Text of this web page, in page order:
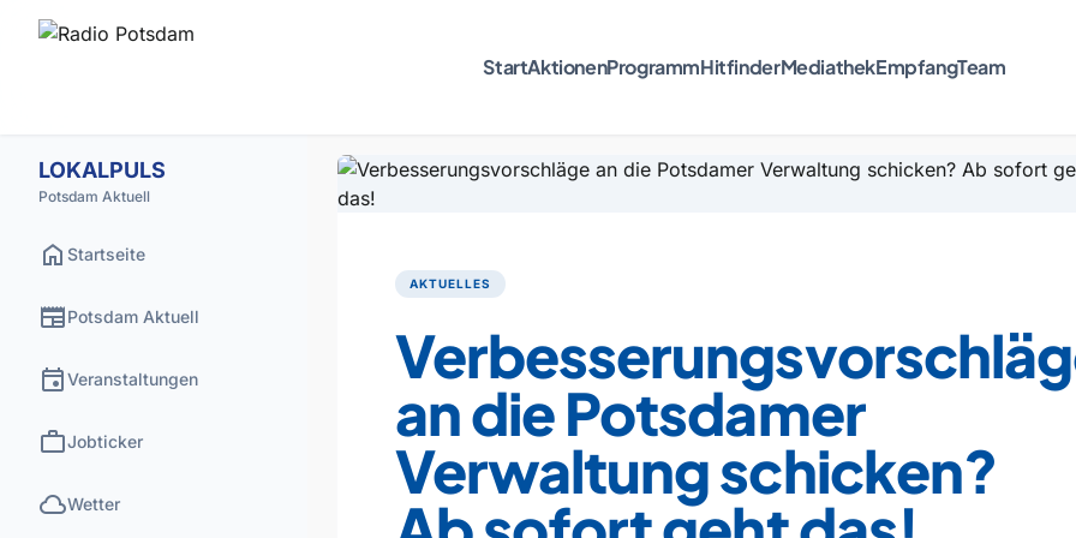
StartAktionenProgrammHitfinderMediathekEmpfangTeam
LOKALPULS
Potsdam Aktuell
home Startseite
newspaperPotsdam Aktuell
eventVeranstaltungen
workJobticker
cloudWetter
AKTUELLES
an die Potsdamer
Verwaltung schicken?